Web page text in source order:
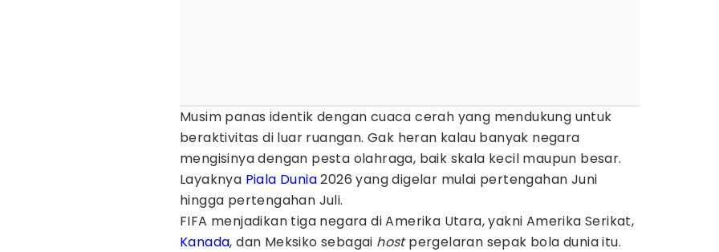
Musim panas identik dengan cuaca cerah yang mendukung untuk
beraktivitas di luar ruangan. Gak heran kalau banyak negara
mengisinya dengan pesta olahraga, baik skala kecil maupun besar.
Layaknya Piala Dunia2026 yang digelar mulai pertengahan Juni
hingga pertengahan Juli.
FIFA menjadikan tiga negara di Amerika Utara, yakni Amerika Serikat,
Kanada, dan Meksiko sebagai hostpergelaran sepak bola dunia itu.